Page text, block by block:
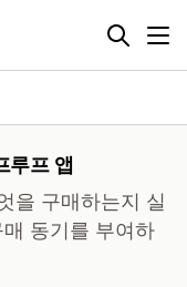
루프 앱
을 구매하는지 실
동기를 부여하